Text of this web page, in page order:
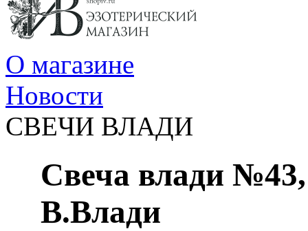
О магазине
Новости
СВЕЧИ ВЛАДИ
Свеча влади №43,
В.Влади